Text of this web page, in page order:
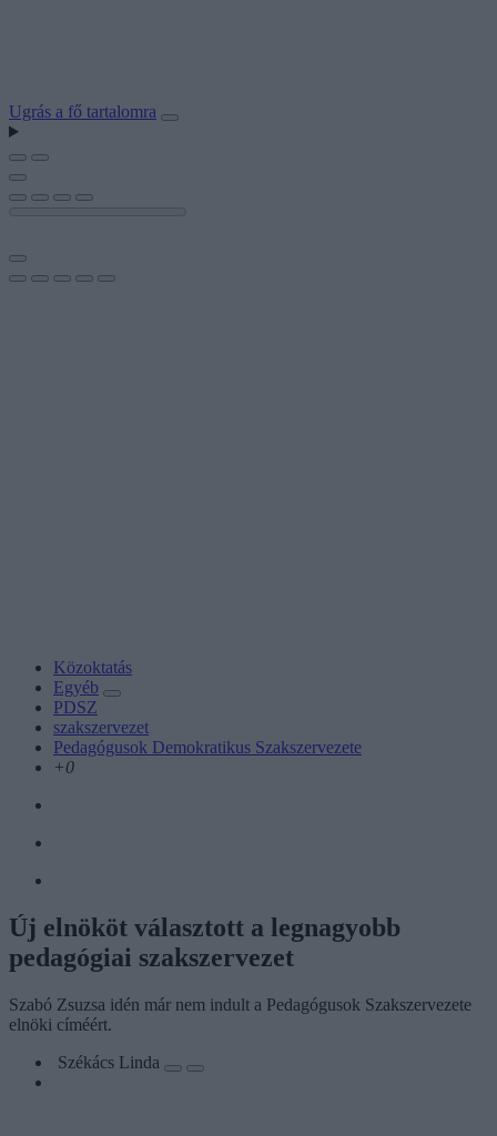
Ugrás a fő tartalomra
Közoktatás
Egyéb
PDSZ
szakszervezet
Pedagógusok Demokratikus Szakszervezete
+0
Új elnököt választott a legnagyobb
pedagógiai szakszervezet
Szabó Zsuzsa idén már nem indult a Pedagógusok Szakszervezete
elnöki címéért.
Székács Linda